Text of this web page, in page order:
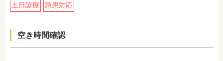
土日診療 急患対応
空き時間確認